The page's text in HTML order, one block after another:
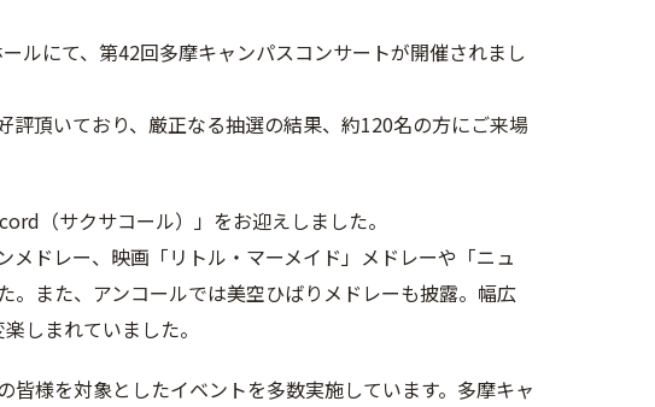
ルにて、第42回多摩キャンパスコンサートが開催されまし
頂いており、厳正なる抽選の結果、約120名の方にご来場
（サクサコール）」をお迎えしました。
ドレー、映画「リトル・マーメイド」メドレーや「ニュ
また、アンコールでは美空ひばりメドレーも披露。幅広
しまれていました。
様を対象としたイベントを多数実施しています。多摩キャ